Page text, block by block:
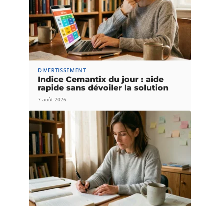
DIVERTISSEMENT
Indice Cemantix du jour : aide
rapide sans dévoiler la solution
7 août 2026